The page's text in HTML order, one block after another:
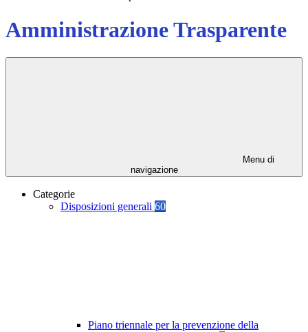
Amministrazione Trasparente
Menu di
navigazione
Categorie
Disposizioni generali 60
Piano triennale per la prevenzione della